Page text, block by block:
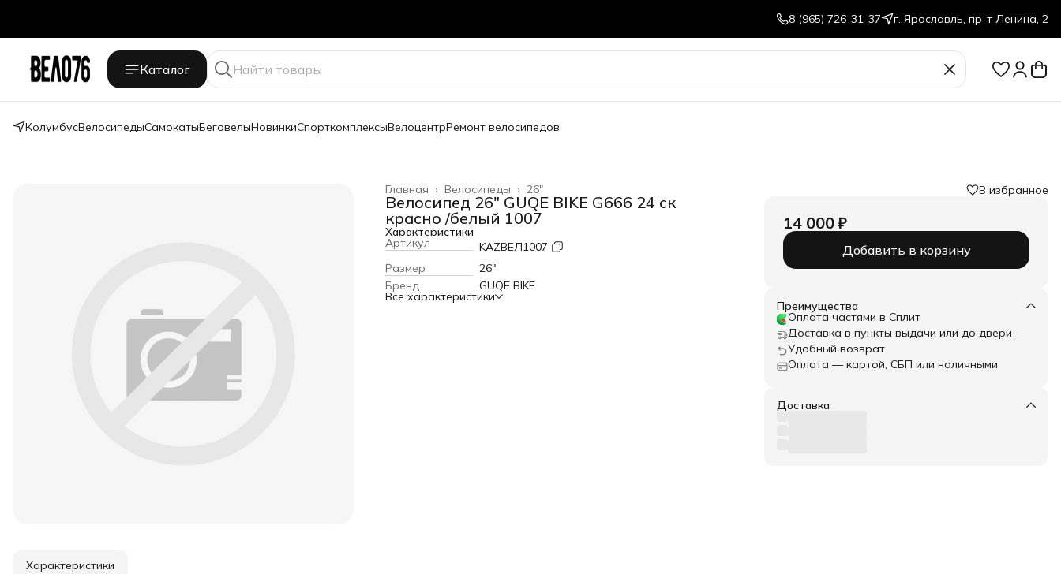
8 (965) 726-31-37 г. Ярославль, пр-т Ленина, 2
Каталог
КолумбусВелосипедыСамокатыБеговелыНовинкиСпорткомплексыВелоцентрРемонт велосипедов
26"
Велосипеды ›
Главная ›
Велосипед 26" GUQE BIKE G666 24 ск
красно /белый 1007
Характеристики
Артикул
KAZВЕЛ1007
Размер
26"
Бренд
GUQE BIKE
Все характеристики
В избранное
14 000 ₽
Добавить в корзину
Преимущества
Оплата частями в Сплит
Доставка в пункты выдачи или до двери
Удобный возврат
Оплата — картой, СБП или наличными
Доставка
Характеристики